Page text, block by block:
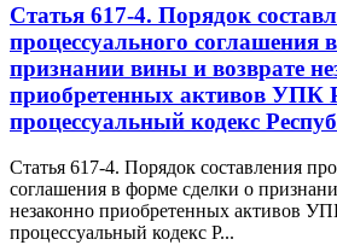
Статья 617-4. Порядок
процессуального соглашения
признании вины и возврате
приобретенных активов УПК
процессуальный кодекс
Статья 617-4. Порядок составления
соглашения в форме сделки о
незаконно приобретенных активов
процессуальный кодекс Р...